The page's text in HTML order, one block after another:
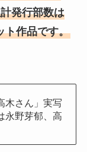
発行部数は
ト作品です。
木さん」実写
永野芽郁、高